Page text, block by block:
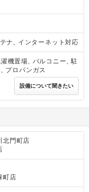
ナ, インターネット対応
機置場, バルコニー, 駐
プロパンガス
設備について聞きたい
門町店
町店